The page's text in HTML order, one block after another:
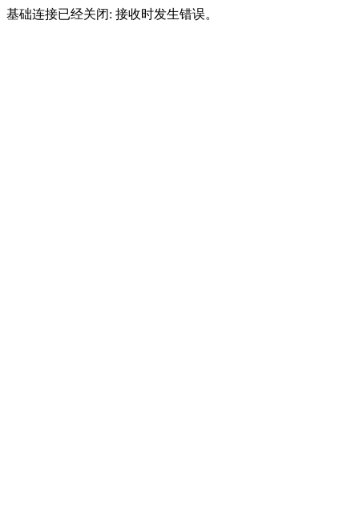
基础连接已经关闭: 接收时发生错误。